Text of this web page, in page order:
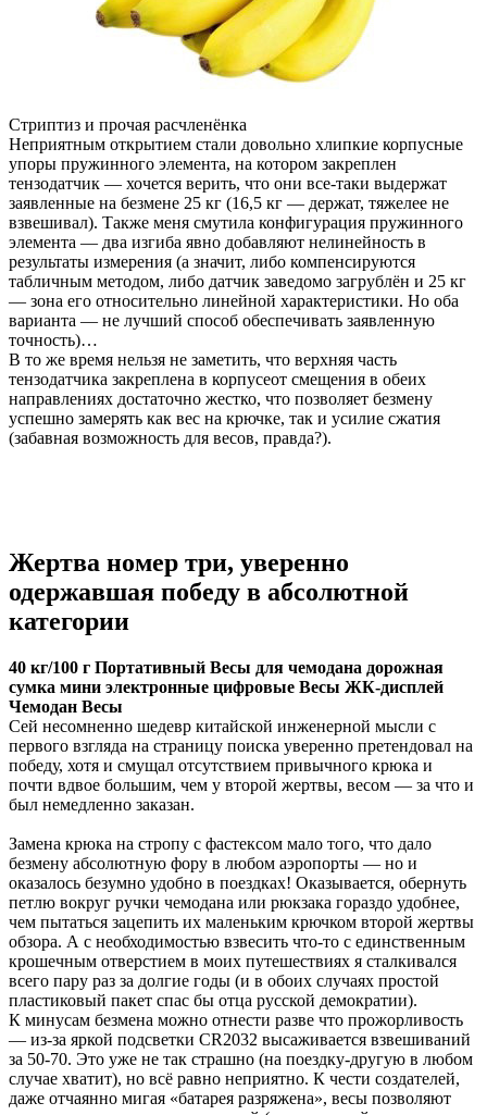
Стриптиз и прочая расчленёнка
Неприятным открытием стали довольно хлипкие корпусные
упоры пружинного элемента, на котором закреплен
тензодатчик — хочется верить, что они все-таки выдержат
заявленные на безмене 25 кг (16,5 кг — держат, тяжелее не
взвешивал). Также меня смутила конфигурация пружинного
элемента — два изгиба явно добавляют нелинейность в
результаты измерения (а значит, либо компенсируются
табличным методом, либо датчик заведомо загрублён и 25 кг
— зона его относительно линейной характеристики. Но оба
варианта — не лучший способ обеспечивать заявленную
точность)…
В то же время нельзя не заметить, что верхняя часть
тензодатчика закреплена в корпусеот смещения в обеих
направлениях достаточно жестко, что позволяет безмену
успешно замерять как вес на крючке, так и усилие сжатия
(забавная возможность для весов, правда?).
Жертва номер три, уверенно
одержавшая победу в абсолютной
категории
40 кг/100 г Портативный Весы для чемодана дорожная
сумка мини электронные цифровые Весы ЖК-дисплей
Чемодан Весы
Сей несомненно шедевр китайской инженерной мысли с
первого взгляда на страницу поиска уверенно претендовал на
победу, хотя и смущал отсутствием привычного крюка и
почти вдвое большим, чем у второй жертвы, весом — за что и
был немедленно заказан.
Замена крюка на стропу с фастексом мало того, что дало
безмену абсолютную фору в любом аэропорты — но и
оказалось безумно удобно в поездках! Оказывается, обернуть
петлю вокруг ручки чемодана или рюкзака гораздо удобнее,
чем пытаться зацепить их маленьким крючком второй жертвы
обзора. А с необходимостью взвесить что-то с единственным
крошечным отверстием в моих путешествиях я сталкивался
всего пару раз за долгие годы (и в обоих случаях простой
пластиковый пакет спас бы отца русской демократии).
К минусам безмена можно отнести разве что прожорливость
— из-за яркой подсветки CR2032 высаживается взвешиваний
за 50-70. Это уже не так страшно (на поездку-другую в любом
случае хватит), но всё равно неприятно. К чести создателей,
даже отчаянно мигая «батарея разряжена», весы позволяют